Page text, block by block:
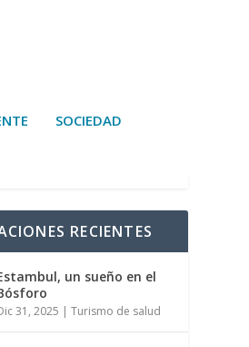
SOCIEDAD
RECIENTES
un sueño en el
31, 2025 |Turismo de salud